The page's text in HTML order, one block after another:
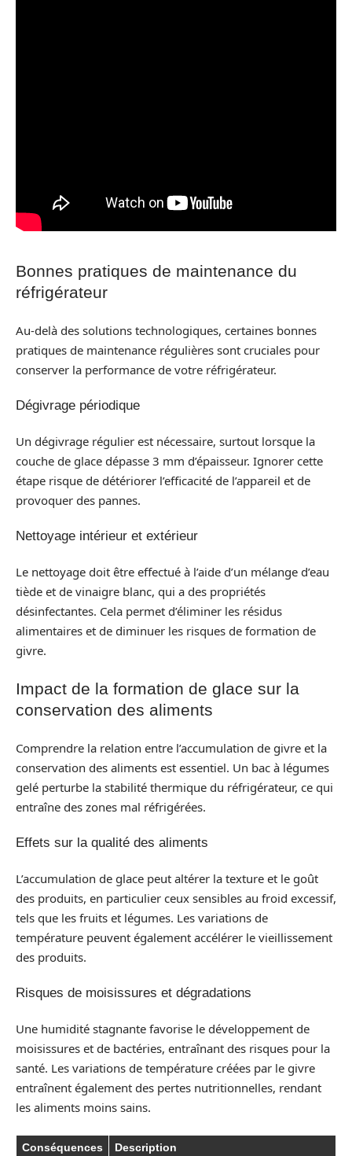
Bonnes pratiques de maintenance du
réfrigérateur
Au-delà des solutions technologiques, certaines bonnes
pratiques de maintenance régulières sont cruciales pour
conserver la performance de votre réfrigérateur.
Dégivrage périodique
Un dégivrage régulier est nécessaire, surtout lorsque la
couche de glace dépasse 3 mm d’épaisseur. Ignorer cette
étape risque de détériorer l’efficacité de l’appareil et de
provoquer des pannes.
Nettoyage intérieur et extérieur
Le nettoyage doit être effectué à l’aide d’un mélange d’eau
tiède et de vinaigre blanc, qui a des propriétés
désinfectantes. Cela permet d’éliminer les résidus
alimentaires et de diminuer les risques de formation de
givre.
Impact de la formation de glace sur la
conservation des aliments
Comprendre la relation entre l’accumulation de givre et la
conservation des aliments est essentiel. Un bac à légumes
gelé perturbe la stabilité thermique du réfrigérateur, ce qui
entraîne des zones mal réfrigérées.
Effets sur la qualité des aliments
L’accumulation de glace peut altérer la texture et le goût
des produits, en particulier ceux sensibles au froid excessif,
tels que les fruits et légumes. Les variations de
température peuvent également accélérer le vieillissement
des produits.
Risques de moisissures et dégradations
Une humidité stagnante favorise le développement de
moisissures et de bactéries, entraînant des risques pour la
santé. Les variations de température créées par le givre
entraînent également des pertes nutritionnelles, rendant
les aliments moins sains.
Conséquences Description